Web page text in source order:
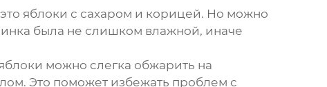
яблоки с сахаром и корицей. Но можно
была не слишком влажной, иначе
можно слегка обжарить на
Это поможет избежать проблем с